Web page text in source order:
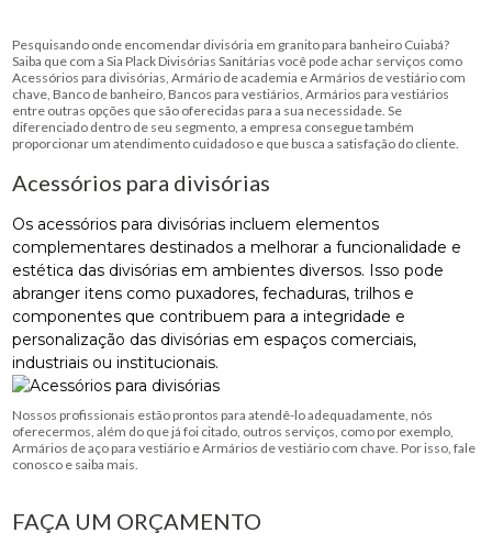
Pesquisando onde encomendar divisória em granito para banheiro Cuiabá?
Saiba que com a Sia Plack Divisórias Sanitárias você pode achar serviços como
Acessórios para divisórias, Armário de academia e Armários de vestiário com
chave, Banco de banheiro, Bancos para vestiários, Armários para vestiários
entre outras opções que são oferecidas para a sua necessidade. Se
diferenciado dentro de seu segmento, a empresa consegue também
proporcionar um atendimento cuidadoso e que busca a satisfação do cliente.
Acessórios para divisórias
Os acessórios para divisórias incluem elementos
complementares destinados a melhorar a funcionalidade e
estética das divisórias em ambientes diversos. Isso pode
abranger itens como puxadores, fechaduras, trilhos e
componentes que contribuem para a integridade e
personalização das divisórias em espaços comerciais,
industriais ou institucionais.
Nossos profissionais estão prontos para atendê-lo adequadamente, nós
oferecermos, além do que já foi citado, outros serviços, como por exemplo,
Armários de aço para vestiário e Armários de vestiário com chave. Por isso, fale
conosco e saiba mais.
FAÇA UM ORÇAMENTO